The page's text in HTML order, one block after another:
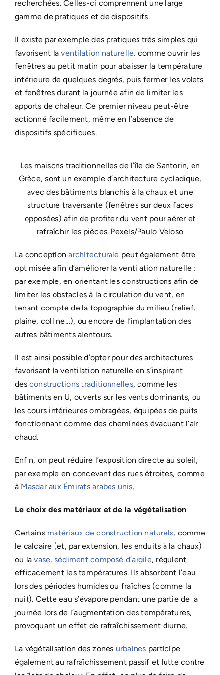
recherchées. Celles-ci comprennent une large
gamme de pratiques et de dispositifs.
Il existe par exemple des pratiques très simples qui
favorisent laventilation naturelle, comme ouvrir les
fenêtres au petit matin pour abaisser la température
intérieure de quelques degrés, puis fermer les volets
et fenêtres durant la journée afin de limiter les
apports de chaleur. Ce premier niveau peut-être
actionné facilement, même en l’absence de
dispositifs spécifiques.
Les maisons traditionnelles de l’île de Santorin, en
Grèce, sont un exemple d’architecture cycladique,
avec des bâtiments blanchis à la chaux et une
structure traversante (fenêtres sur deux faces
opposées) afin de profiter du vent pour aérer et
rafraîchir les pièces. Pexels/Paulo Veloso
La conceptionarchitecturale peut également être
optimisée afin d’améliorer la ventilation naturelle :
par exemple, en orientant les constructions afin de
limiter les obstacles à la circulation du vent, en
tenant compte de la topographie du milieu (relief,
plaine, colline…), ou encore de l’implantation des
autres bâtiments alentours.
Il est ainsi possible d’opter pour des architectures
favorisant la ventilation naturelle en s’inspirant
des constructions traditionnelles, comme les
bâtiments en U, ouverts sur les vents dominants, ou
les cours intérieures ombragées, équipées de puits
fonctionnant comme des cheminées évacuant l’air
chaud.
Enfin, on peut réduire l’exposition directe au soleil,
par exemple en concevant des rues étroites, comme
à Masdar aux Émirats arabes unis.
Le choix des matériaux et de la végétalisation
Certains matériaux de construction naturels, comme
le calcaire (et, par extension, les enduits à la chaux)
ou lavase, sédiment composé d’argile, régulent
efficacement les températures. Ils absorbent l’eau
lors des périodes humides ou fraîches (comme la
nuit). Cette eau s’évapore pendant une partie de la
journée lors de l’augmentation des températures,
provoquant un effet de rafraîchissement diurne.
La végétalisation des zones urbaines participe
également au rafraîchissement passif et lutte contre